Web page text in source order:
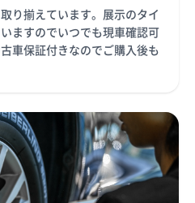
り揃えています。展示のタイ
ますのでいつでも現車確認可
車保証付きなのでご購入後も